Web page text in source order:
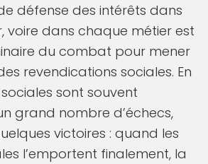
défense des intérêts dans
voire dans chaque métier est
du combat pour mener
revendications sociales. En
sont souvent
grand nombre d’échecs,
victoires : quand les
l’emportent finalement, la